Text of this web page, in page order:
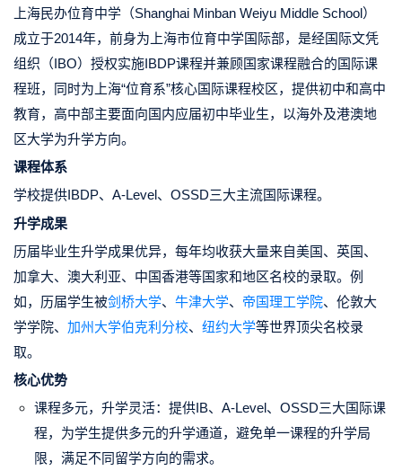
上海民办位育中学（Shanghai Minban Weiyu Middle School）
成立于2014年，前身为上海市位育中学国际部，是经国际文凭
组织（IBO）授权实施IBDP课程并兼顾国家课程融合的国际课
程班，同时为上海“位育系”核心国际课程校区，提供初中和高中
教育，高中部主要面向国内应届初中毕业生，以海外及港澳地
区大学为升学方向。
课程体系
学校提供IBDP、A-Level、 OSSD三大主流国际课程。
升学成果
历届毕业生升学成果优异，每年均收获大量来自美国、英国、
加拿大、澳大利亚、中国香港等国家和地区名校的录取。例
如，历届学生被剑桥大学、 牛津大学、 帝国理工学院、伦敦大
学学院、 加州大学伯克利分校、 纽约大学等世界顶尖名校录
取。
核心优势
课程多元，升学灵活：提供IB、A-Level、OSSD三大国际课
程，为学生提供多元的升学通道，避免单一课程的升学局
限，满足不同留学方向的需求。